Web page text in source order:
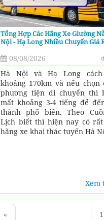
Tổng Hợp Các Hãng Xe Giường
Nội - Hạ Long Nhiều Chuyến Giá
08/08/2026
Hà Nội và Hạ Long
khoảng 170km và nếu chọn
phương tiện di chuyển thì
mất khoảng 3-4 tiếng để
thành phố biển. Theo
Lịch biết thì hiện nay có
hãng xe khai thác tuyến Hà
Xem
« 1